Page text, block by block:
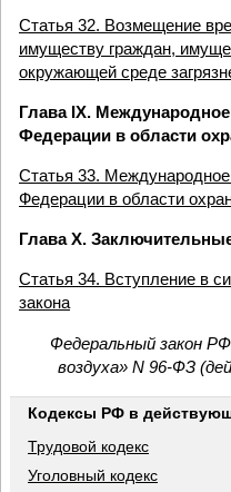
Статья 32. Возмещение
имуществу граждан,
окружающей среде
Глава IX.
Федерации в области
Статья 33.
Федерации в области
Глава X.
Статья 34. Вступление в
закона
Федеральный закон
воздуха» N 96-ФЗ
Кодексы РФ в
Трудовой кодекс
Уголовный кодекс